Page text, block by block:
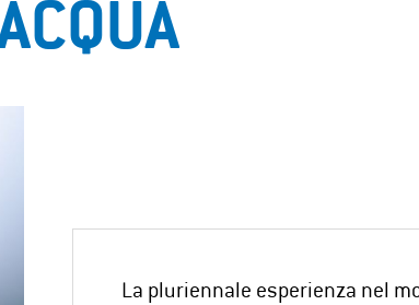
La pluriennale esperienza nel